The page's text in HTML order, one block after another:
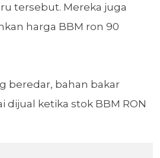
tersebut. Mereka juga
harga BBM ron 90
beredar, bahan bakar
ketika stok BBM RON